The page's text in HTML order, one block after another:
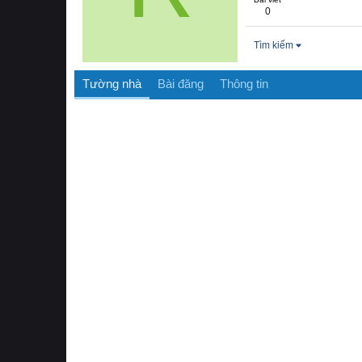
0
Tìm kiếm
Tường nhà Bài đăng Thông tin